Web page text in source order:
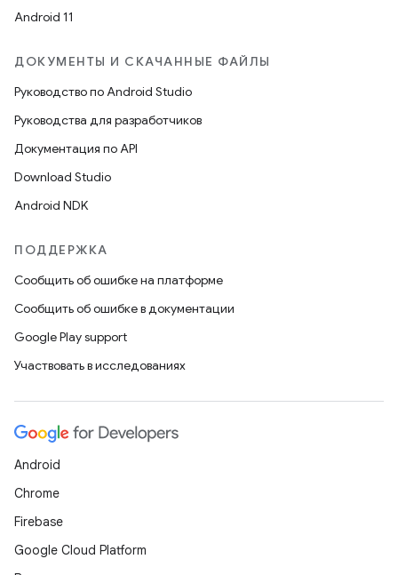
Android 11
ДОКУМЕНТЫ И СКАЧАННЫЕ ФАЙЛЫ
Руководство по Android Studio
Руководства для разработчиков
Документация по API
Download Studio
Android NDK
ПОДДЕРЖКА
Сообщить об ошибке на платформе
Сообщить об ошибке в документации
Google Play support
Участвовать в исследованиях
Android
Chrome
Firebase
Google Cloud Platform